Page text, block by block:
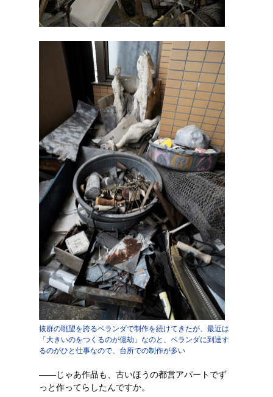
抜群の眺望を誇るベランダで制作を続けてきたが、最近は
「大きいのをつくるのが億劫」なのと、ベランダに到達す
るのがひと仕事なので、台所での制作が多い
――じゃあ作品も、古いほうの都営アパートでず
っと作ってらしたんですか。